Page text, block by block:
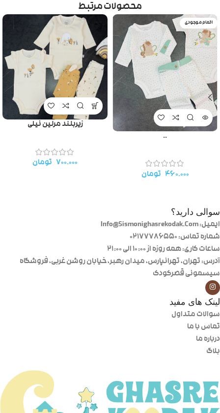
محصولات مرتبط
اتمام موجودی
..
۴۶۰.۰۰۰ تومان
زیربلند مرلین نیلی
۷۰۰.۰۰۰ تومان
سوالی دارید؟
ایمیل: Info@Sismonighasrekodak.Com
شماره تماس: 02177786550
ساعات کاری: همه روزه از ۱۰:۰۰ الی ۲۱:۰۰
آدرس: تهران، تهرانپارس، میدان رهبر، خیابان روشن غربی، فروشگاه
سیسمونی قصرکودک
لینک های مفید
سوالات متداول
تماس با ما
درباره ما
بلاگ